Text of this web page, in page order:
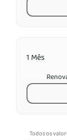
1 Mês
Todos os